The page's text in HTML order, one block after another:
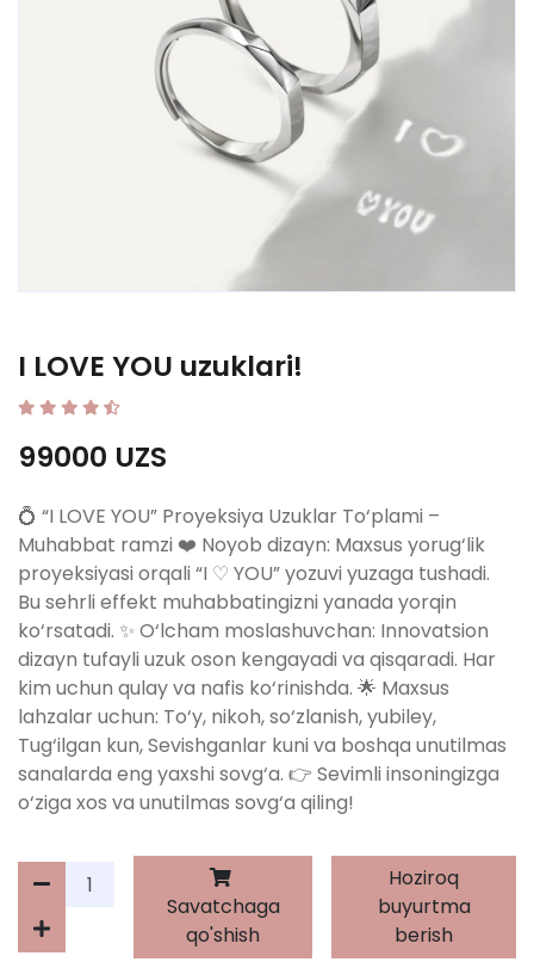
I LOVE YOU uzuklari!
99000 UZS
💍 “I LOVE YOU” Proyeksiya Uzuklar To‘plami –
Muhabbat ramzi ❤️ Noyob dizayn: Maxsus yorug‘lik
proyeksiyasi orqali “I ♡ YOU” yozuvi yuzaga tushadi.
Bu sehrli effekt muhabbatingizni yanada yorqin
ko‘rsatadi. ✨ O‘lcham moslashuvchan: Innovatsion
dizayn tufayli uzuk oson kengayadi va qisqaradi. Har
kim uchun qulay va nafis ko‘rinishda. 🌟 Maxsus
lahzalar uchun: To‘y, nikoh, so‘zlanish, yubiley,
Tug‘ilgan kun, Sevishganlar kuni va boshqa unutilmas
sanalarda eng yaxshi sovg‘a. 👉 Sevimli insoningizga
o‘ziga xos va unutilmas sovg‘a qiling!
Savatchaga
qo'shish
Hoziroq
buyurtma
berish